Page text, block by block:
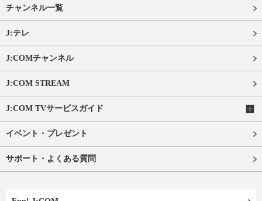
チャンネル一覧
J:テレ
J:COMチャンネル
J:COM STREAM
J:COM TVサービスガイド
イベント・プレゼント
サポート・よくある質問